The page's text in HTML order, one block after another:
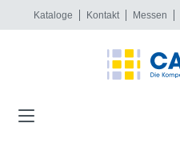
springen
Kataloge Kontakt Messen